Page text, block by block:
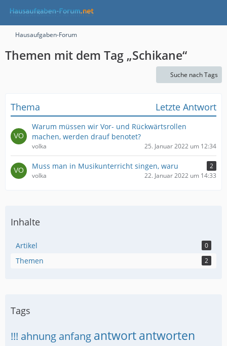
Hausaufgaben-Forum
Themen mit dem Tag „Schikane“
Suche nach Tags
Thema Letzte Antwort
Warum müssen wir Vor- und Rückwärtsrollen
machen, werden drauf benotet?
volka 25. Januar 2022 um 12:34
Muss man in Musikunterricht singen, waru
2
volka
22. Januar 2022 um 14:33
Inhalte
Artikel 0
Themen 2
Tags
!!! ahnung anfang antwortantworten